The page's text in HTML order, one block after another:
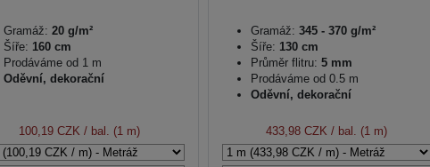
Gramáž: 20 g/m²
Šíře: 160 cm
Prodáváme od 1 m
Oděvní, dekorační
100,19 CZK / bal. (1 m)
Gramáž: 345 - 370 g/m²
Šíře: 130 cm
Průměr flitru: 5 mm
Prodáváme od 0.5 m
Oděvní, dekorační
433,98 CZK / bal. (1 m)